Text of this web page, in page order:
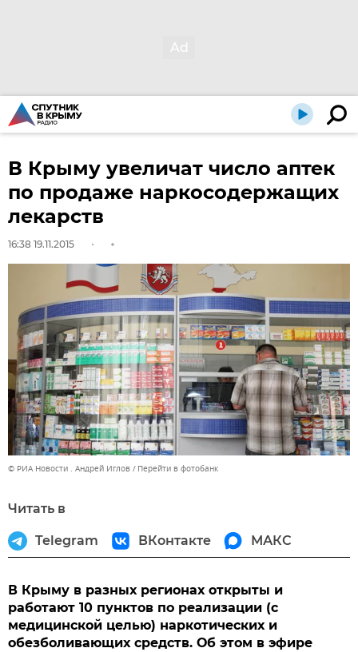
В Крыму увеличат число аптек
по продаже наркосодержащих
лекарств
16:38 19.11.2015
© РИА Новости . Андрей Иглов Перейти в фотобанк
Читать в
Telegram ВКонтакте МАКС
В Крыму в разных регионах открыты и
работают 10 пунктов по реализации (с
медицинской целью) наркотических и
обезболивающих средств. Об этом в эфире